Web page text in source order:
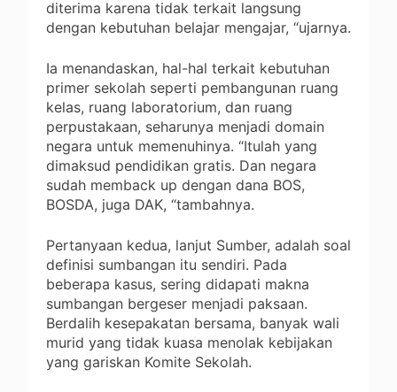
diterima karena tidak terkait langsung
dengan kebutuhan belajar mengajar, “ujarnya.
Ia menandaskan, hal-hal terkait kebutuhan
primer sekolah seperti pembangunan ruang
kelas, ruang laboratorium, dan ruang
perpustakaan, seharunya menjadi domain
negara untuk memenuhinya. “Itulah yang
dimaksud pendidikan gratis. Dan negara
sudah memback up dengan dana BOS,
BOSDA, juga DAK, “tambahnya.
Pertanyaan kedua, lanjut Sumber, adalah soal
definisi sumbangan itu sendiri. Pada
beberapa kasus, sering didapati makna
sumbangan bergeser menjadi paksaan.
Berdalih kesepakatan bersama, banyak wali
murid yang tidak kuasa menolak kebijakan
yang gariskan Komite Sekolah.